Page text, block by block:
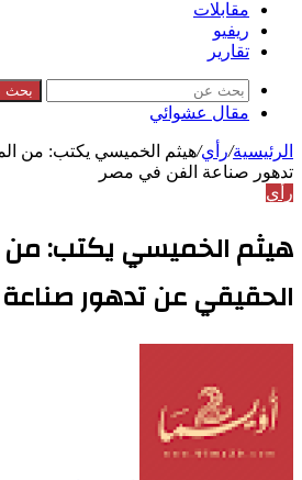
مقابلات
ريفيو
تقارير
بحث
مقال عشوائي
الرئيسية/رأي/هيثم الخميسي يكتب: من
تدهور صناعة الفن في مصر
رأي
هيثم الخميسي يكتب:
الحقيقي عن تدهور